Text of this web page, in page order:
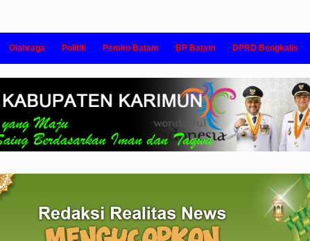
Olahraga Politik Pemko Batam BP Batam DPRD Bengkalis